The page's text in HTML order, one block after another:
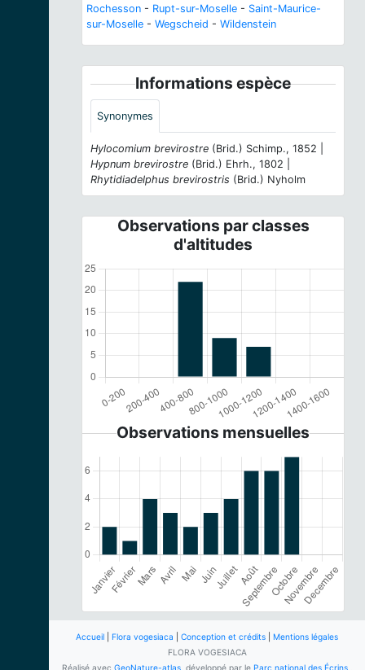
Rochesson - Rupt-sur-Moselle - Saint-Maurice-
sur-Moselle - Wegscheid - Wildenstein
Informations espèce
Synonymes
Hylocomium brevirostre (Brid.) Schimp., 1852 |
Hypnum brevirostre (Brid.) Ehrh., 1802 |
Rhytidiadelphus brevirostris (Brid.) Nyholm
Observations par classes
d'altitudes
Observations mensuelles
Accueil Flora vogesiaca Conception et crédits
Mentions légales
FLORA VOGESIACA
Réalisé avec GeoNature-atlas, développé par le Parc national des Écrins,